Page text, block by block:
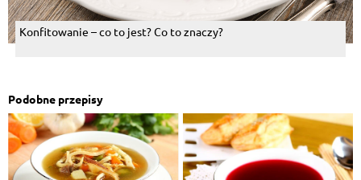
Konfitowanie – co to jest? Co to znaczy?
Podobne przepisy